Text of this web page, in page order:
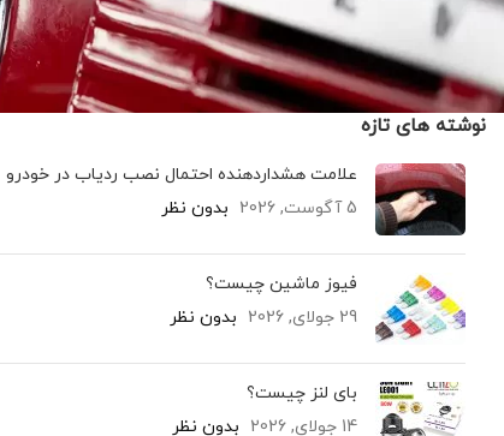
نوشته های تازه
علامت هشداردهنده احتمال نصب ردیاب در خودرو
5 آگوست, 2026
بدون نظر
فیوز ماشین چیست؟
29 جولای, 2026
بدون نظر
بای لنز چیست؟
14 جولای, 2026
بدون نظر